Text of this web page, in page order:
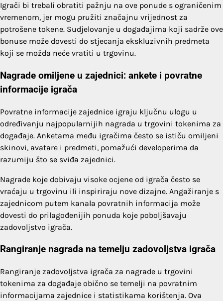
Igrači bi trebali obratiti pažnju na ove ponude s ograničenim
vremenom, jer mogu pružiti značajnu vrijednost za
potrošene tokene. Sudjelovanje u događajima koji sadrže ove
bonuse može dovesti do stjecanja ekskluzivnih predmeta
koji se možda neće vratiti u trgovinu.
Nagrade omiljene u zajednici: ankete i povratne
informacije igrača
Povratne informacije zajednice igraju ključnu ulogu u
određivanju najpopularnijih nagrada u trgovini tokenima za
događaje. Anketama među igračima često se ističu omiljeni
skinovi, avatare i predmeti, pomažući developerima da
razumiju što se sviđa zajednici.
Nagrade koje dobivaju visoke ocjene od igrača često se
vraćaju u trgovinu ili inspiriraju nove dizajne. Angažiranje s
zajednicom putem kanala povratnih informacija može
dovesti do prilagođenijih ponuda koje poboljšavaju
zadovoljstvo igrača.
Rangiranje nagrada na temelju zadovoljstva igrača
Rangiranje zadovoljstva igrača za nagrade u trgovini
tokenima za događaje obično se temelji na povratnim
informacijama zajednice i statistikama korištenja. Ova